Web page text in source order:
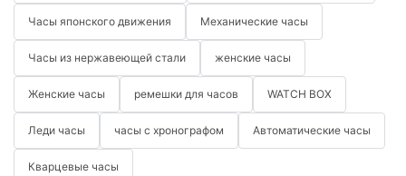
Часы японского движения Механические часы
Часы из нержавеющей стали женские часы
Женские часы ремешки для часов WATCH BOX
Леди часы часы с хронографом Автоматические часы
Кварцевые часы